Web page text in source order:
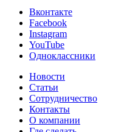
Вконтакте
Facebook
Instagram
YouTube
Одноклассники
Новости
Статьи
Сотрудничество
Контакты
О компании